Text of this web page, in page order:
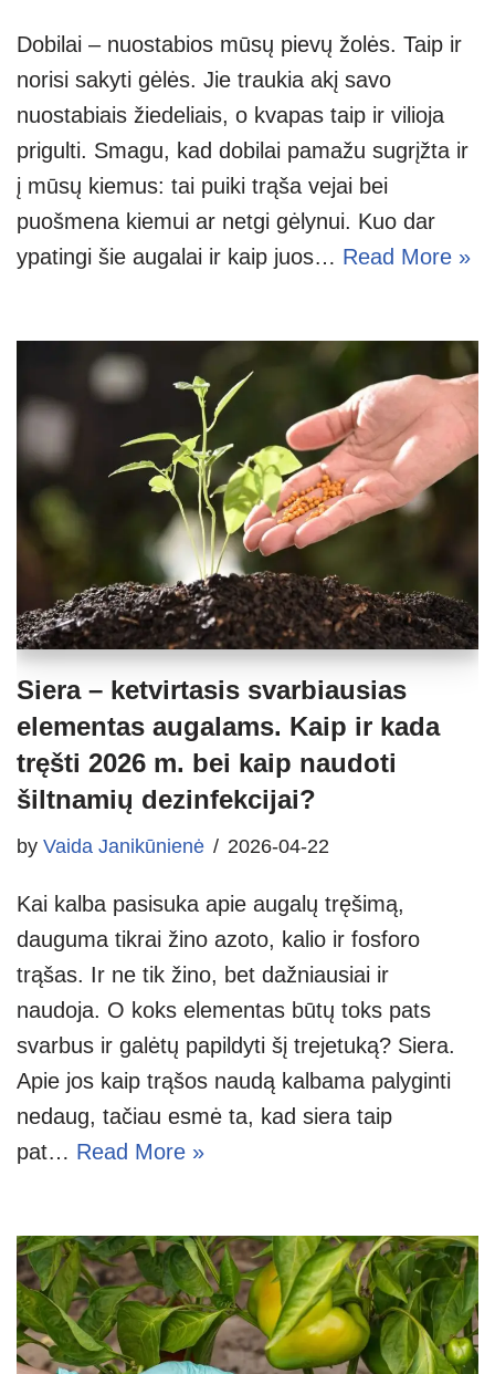
Dobilai – nuostabios mūsų pievų žolės. Taip ir
norisi sakyti gėlės. Jie traukia akį savo
nuostabiais žiedeliais, o kvapas taip ir vilioja
prigulti. Smagu, kad dobilai pamažu sugrįžta ir
į mūsų kiemus: tai puiki trąša vejai bei
puošmena kiemui ar netgi gėlynui. Kuo dar
ypatingi šie augalai ir kaip juos… Read More »
Siera – ketvirtasis svarbiausias
elementas augalams. Kaip ir kada
tręšti 2026 m. bei kaip naudoti
šiltnamių dezinfekcijai?
by Vaida Janikūnienė 2026-04-22
Kai kalba pasisuka apie augalų tręšimą,
dauguma tikrai žino azoto, kalio ir fosforo
trąšas. Ir ne tik žino, bet dažniausiai ir
naudoja. O koks elementas būtų toks pats
svarbus ir galėtų papildyti šį trejetuką? Siera.
Apie jos kaip trąšos naudą kalbama palyginti
nedaug, tačiau esmė ta, kad siera taip
pat… Read More »